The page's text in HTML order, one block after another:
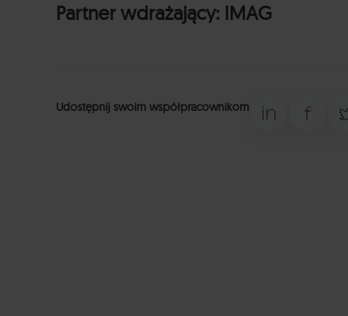
Partner wdrażający: IMAG
Udostępnij swoim współpracownikom